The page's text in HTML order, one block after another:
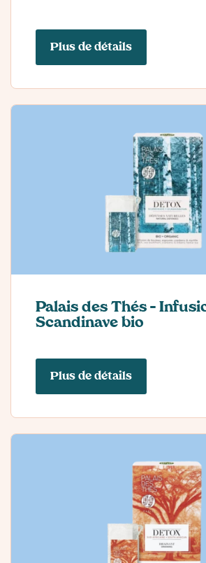
Plus de détails
Palais des Thés –
Scandinave bio
Plus de détails